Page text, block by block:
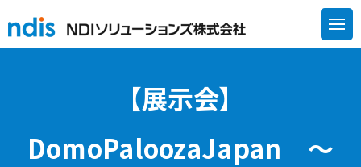
【展示会】
DomoPaloozaJapan ～